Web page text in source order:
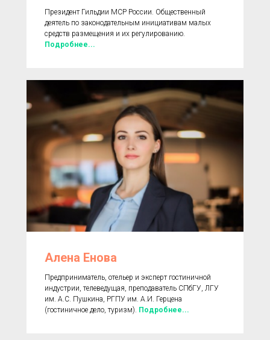
Президент Гильдии МСР России. Общественный
деятель по законодательным инициативам малых
средств размещения и их регулированию.
Подробнее...
Алена Енова
Предприниматель, отельер и эксперт гостиничной
индустрии, телеведущая, преподаватель СПбГУ, ЛГУ
им. А.С. Пушкина, РГПУ им. А.И. Герцена
(гостиничное дело, туризм). Подробнее...